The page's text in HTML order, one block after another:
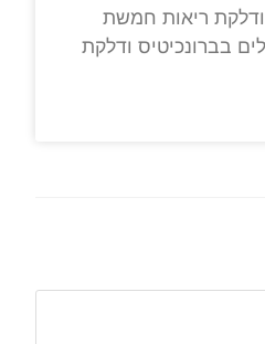
ריאות חמשת
בברונכיטיס ודלקת